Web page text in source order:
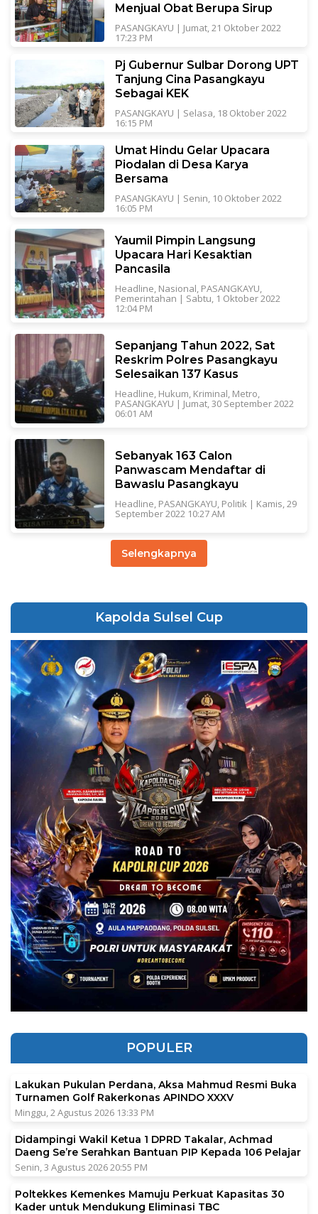
Menjual Obat Berupa Sirup
PASANGKAYU | Jumat, 21 Oktober 2022
17:23 PM
Pj Gubernur Sulbar Dorong UPT
Tanjung Cina Pasangkayu
Sebagai KEK
PASANGKAYU | Selasa, 18 Oktober 2022
16:15 PM
Umat Hindu Gelar Upacara
Piodalan di Desa Karya
Bersama
PASANGKAYU | Senin, 10 Oktober 2022
16:05 PM
Yaumil Pimpin Langsung
Upacara Hari Kesaktian
Pancasila
Headline, Nasional, PASANGKAYU,
Pemerintahan | Sabtu, 1 Oktober 2022
12:04 PM
Sepanjang Tahun 2022, Sat
Reskrim Polres Pasangkayu
Selesaikan 137 Kasus
Headline, Hukum, Kriminal, Metro,
PASANGKAYU | Jumat, 30 September 2022
06:01 AM
Sebanyak 163 Calon
Panwascam Mendaftar di
Bawaslu Pasangkayu
Headline, PASANGKAYU, Politik | Kamis, 29
September 2022 10:27 AM
Selengkapnya
Kapolda Sulsel Cup
POPULER
Lakukan Pukulan Perdana, Aksa Mahmud Resmi Buka
Turnamen Golf Rakerkonas APINDO XXXV
Minggu, 2 Agustus 2026 13:33 PM
Didampingi Wakil Ketua 1 DPRD Takalar, Achmad
Daeng Se’re Serahkan Bantuan PIP Kepada 106 Pelajar
Senin, 3 Agustus 2026 20:55 PM
Poltekkes Kemenkes Mamuju Perkuat Kapasitas 30
Kader untuk Mendukung Eliminasi TBC